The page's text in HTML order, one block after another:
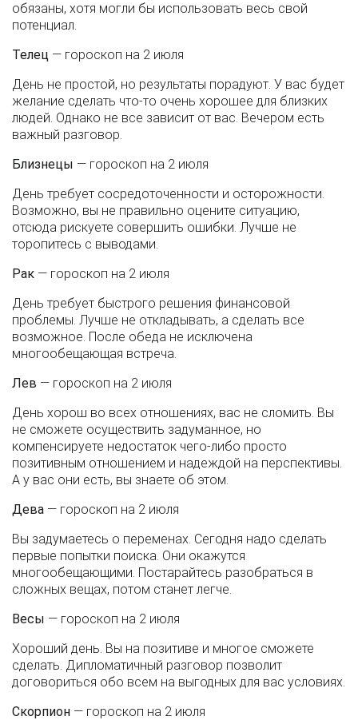
обязаны, хотя могли бы использовать весь свой
потенциал.
Телец — гороскоп на 2 июля
День не простой, но результаты порадуют. У вас будет
желание сделать что-то очень хорошее для близких
людей. Однако не все зависит от вас. Вечером есть
важный разговор.
Близнецы — гороскоп на 2 июля
День требует сосредоточенности и осторожности.
Возможно, вы не правильно оцените ситуацию,
отсюда рискуете совершить ошибки. Лучше не
торопитесь с выводами.
Рак — гороскоп на 2 июля
День требует быстрого решения финансовой
проблемы. Лучше не откладывать, а сделать все
возможное. После обеда не исключена
многообещающая встреча.
Лев — гороскоп на 2 июля
День хорош во всех отношениях, вас не сломить. Вы
не сможете осуществить задуманное, но
компенсируете недостаток чего-либо просто
позитивным отношением и надеждой на перспективы.
А у вас они есть, вы знаете об этом.
Дева — гороскоп на 2 июля
Вы задумаетесь о переменах. Сегодня надо сделать
первые попытки поиска. Они окажутся
многообещающими. Постарайтесь разобраться в
сложных вещах, потом станет легче.
Весы — гороскоп на 2 июля
Хороший день. Вы на позитиве и многое сможете
сделать. Дипломатичный разговор позволит
договориться обо всем на выгодных для вас условиях.
Скорпион — гороскоп на 2 июля